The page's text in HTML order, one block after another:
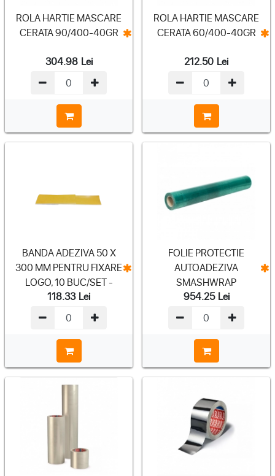
ROLA HARTIE MASCARE
CERATA 90/400-40GR
304.98 Lei
ROLA HARTIE MASCARE
CERATA 60/400-40GR
212.50 Lei
BANDA ADEZIVA 50 X
300 MM PENTRU FIXARE
LOGO, 10 BUC/SET -
(HK0400090)
118.33 Lei
FOLIE PROTECTIE
AUTOADEZIVA
SMASHWRAP
954.25 Lei